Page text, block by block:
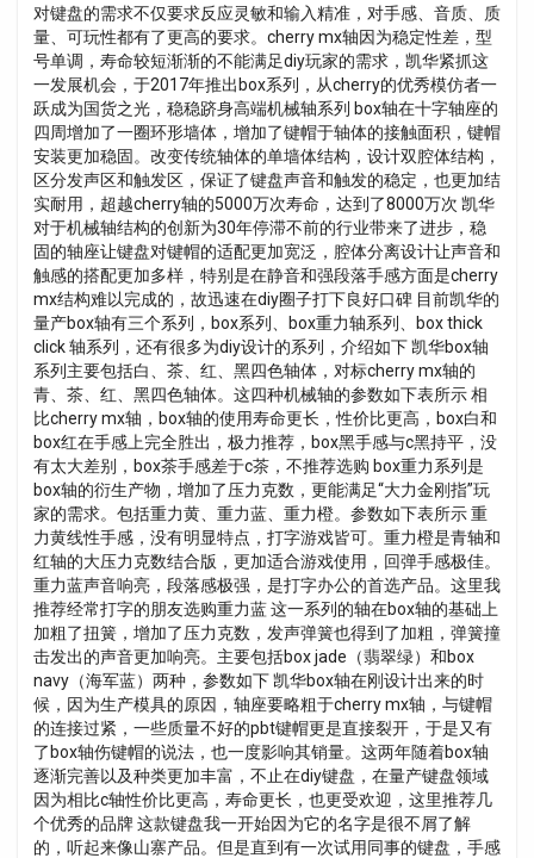
对键盘的需求不仅要求反应灵敏和输入精准，对手感、音质、质
量、可玩性都有了更高的要求。cherry mx轴因为稳定性差，型
号单调，寿命较短渐渐的不能满足diy玩家的需求，凯华紧抓这
一发展机会，于2017年推出box系列，从cherry的优秀模仿者一
跃成为国货之光，稳稳跻身高端机械轴系列 box轴在十字轴座的
四周增加了一圈环形墙体，增加了键帽于轴体的接触面积，键帽
安装更加稳固。改变传统轴体的单墙体结构，设计双腔体结构，
区分发声区和触发区，保证了键盘声音和触发的稳定，也更加结
实耐用，超越cherry轴的5000万次寿命，达到了8000万次 凯华
对于机械轴结构的创新为30年停滞不前的行业带来了进步，稳
固的轴座让键盘对键帽的适配更加宽泛，腔体分离设计让声音和
触感的搭配更加多样，特别是在静音和强段落手感方面是cherry
mx结构难以完成的，故迅速在diy圈子打下良好口碑 目前凯华的
量产box轴有三个系列，box系列、box重力轴系列、box thick
click 轴系列，还有很多为diy设计的系列，介绍如下 凯华box轴
系列主要包括白、茶、红、黑四色轴体，对标cherry mx轴的
青、茶、红、黑四色轴体。这四种机械轴的参数如下表所示 相
比cherry mx轴，box轴的使用寿命更长，性价比更高，box白和
box红在手感上完全胜出，极力推荐，box黑手感与c黑持平，没
有太大差别，box茶手感差于c茶，不推荐选购 box重力系列是
box轴的衍生产物，增加了压力克数，更能满足“大力金刚指”玩
家的需求。包括重力黄、重力蓝、重力橙。参数如下表所示 重
力黄线性手感，没有明显特点，打字游戏皆可。重力橙是青轴和
红轴的大压力克数结合版，更加适合游戏使用，回弹手感极佳。
重力蓝声音响亮，段落感极强，是打字办公的首选产品。这里我
推荐经常打字的朋友选购重力蓝 这一系列的轴在box轴的基础上
加粗了扭簧，增加了压力克数，发声弹簧也得到了加粗，弹簧撞
击发出的声音更加响亮。主要包括box jade（翡翠绿）和box
navy（海军蓝）两种，参数如下 凯华box轴在刚设计出来的时
候，因为生产模具的原因，轴座要略粗于cherry mx轴，与键帽
的连接过紧，一些质量不好的pbt键帽更是直接裂开，于是又有
了box轴伤键帽的说法，也一度影响其销量。这两年随着box轴
逐渐完善以及种类更加丰富，不止在diy键盘，在量产键盘领域
因为相比c轴性价比更高，寿命更长，也更受欢迎，这里推荐几
个优秀的品牌 这款键盘我一开始因为它的名字是很不屑了解
的，听起来像山寨产品。但是直到有一次试用同事的键盘，手感